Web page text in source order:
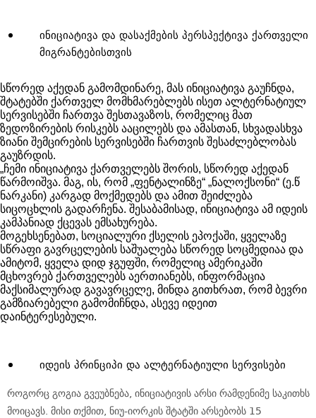
ინიციატივა და დასაქმების პერსპექტივა ქართველი
მიგრანტებისთვის
სწორედ აქედან გამომდინარე, მას ინიციატივა გაუჩნდა,
შტატებში ქართველ მომხმარებლებს ისეთ ალტერნატიულ
სერვისებში ჩართვა შესთავაზოს, რომელიც მათ
ზედოზირების რისკებს ააცილებს და ამასთან, სხვადასხვა
ზიანი შემცირების სერვისებში ჩართვის შესაძლებლობას
გაუზრდის.
„ჩემი ინიციატივა ქართველებს შორის, სწორედ აქედან
წარმოიშვა. მაგ, ის, რომ „ფენტალინზე“ „ნალოქსონი“ (ე.წ
ნარკანი) კარგად მოქმედებს და ამით შეიძლება
სიცოცხლის გადარჩენა. შესაბამისად, ინიციატივა ამ იდეის
კამპანიად ქცევას ემსახურება.
მოგეხსენებათ, სოციალური ქსელის ეპოქაში, ყველაზე
სწრაფი გავრცელების საშუალება სწორედ სოცმედიაა და
ამიტომ, ყველა დიდ ჯგუფში, რომელიც ამერიკაში
მცხოვრებ ქართველებს აერთიანებს, ინფორმაცია
მაქსიმალურად გავავრცელე, მინდა გითხრათ, რომ ბევრი
გამზიარებელი გამომიჩნდა, ასევე იდეით
დაინტერესებული.
იდეის პრინციპი და ალტერნატიული სერვისები
როგორც გოგია გვეუბნება, ინიციატივის არსი რამდენიმე საკითხს
მოიცავს. მისი თქმით, ნიუ-იორკის შტატში არსებობს 15